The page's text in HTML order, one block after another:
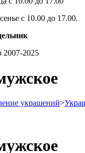
с 10.00 до 17.00.
2007-2025
украшений>